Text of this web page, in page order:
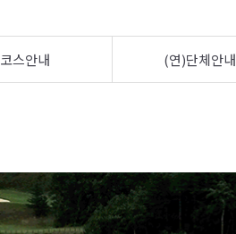
코스안내 (연)단체안내